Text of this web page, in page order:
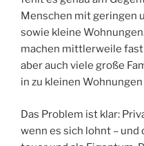
Menschen mit geringen
sowie kleine
machen mittlerweile fast
aber auch viele große
in zu kleinen
Das Problem ist klar:
wenn es sich lohnt –